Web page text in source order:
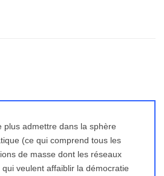
plus admettre dans la sphère
(ce qui comprend tous les
de masse dont les réseaux
veulent affaiblir la démocratie